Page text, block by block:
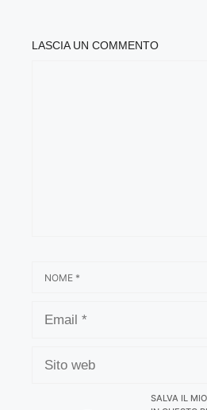
LASCIA UN COMMENTO
WEB
SALVA IL